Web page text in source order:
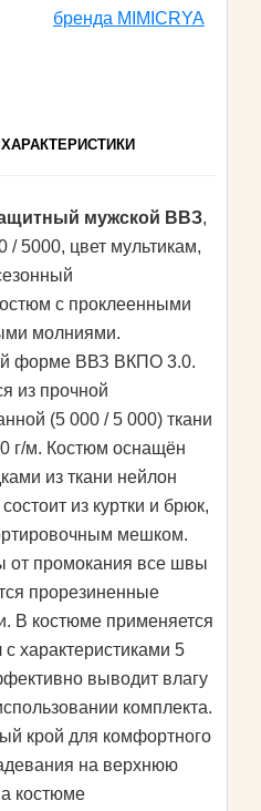
бренда MIMICRYA
ХАРАКТЕРИСТИКИ
мужской ВВЗ,
5000, цвет мультикам,
с проклеенными
молниями.
форме ВВЗ ВКПО 3.0.
из прочной
(5 000 / 5 000) ткани
г/м. Костюм оснащён
из ткани нейлон
из куртки и брюк,
мешком.
от промокания все швы
прорезиненные
В костюме применяется
характеристиками 5
выводит влагу
комплекта.
крой для комфортного
на верхнюю
костюме